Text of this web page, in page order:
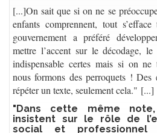
[...]On sait que si on ne se
enfants comprennent, tout
gouvernement a préféré
mettre l’accent sur le décodage, le
indispensable certes mais si on ne
nous formons des perroquets ! Des
répéter un texte, seulement cela." [...]
"Dans cette même
insistent sur le rôle de
social et professionnel